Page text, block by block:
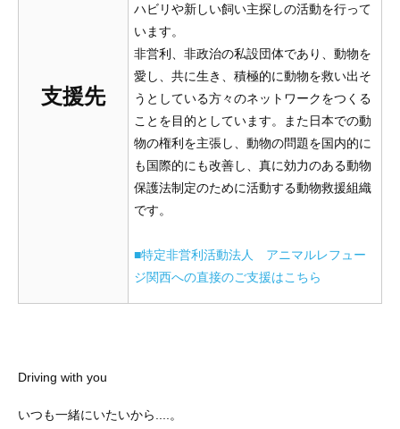
支援先
ハビリや新しい飼い主探しの活動を行って
います。
非営利、非政治の私設団体であり、動物を
愛し、共に生き、積極的に動物を救い出そ
うとしている方々のネットワークをつくる
ことを目的としています。また日本での動
物の権利を主張し、動物の問題を国内的に
も国際的にも改善し、真に効力のある動物
保護法制定のために活動する動物救援組織
です。
■特定非営利活動法人 アニマルレフュー
ジ関西への直接のご支援はこちら
Driving with you
いつも一緒にいたいから....。